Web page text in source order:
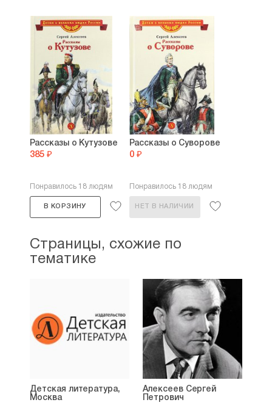
Рассказы о Кутузове
385 ₽
Понравилось 18 людям
В КОРЗИНУ
Рассказы о Суворове
0 ₽
Понравилось 18 людям
НЕТ В НАЛИЧИИ
Страницы, схожие по
тематике
Детская литература,
Москва
Алексеев Сергей
Петрович